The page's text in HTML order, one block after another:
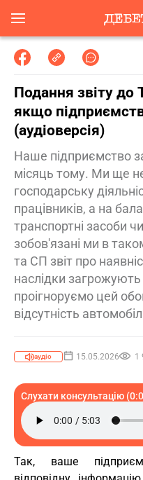
Подання звіту до
якщо
(аудіоверсія)
Наше підприємство
місяць тому. Ми ще
господарську
працівників, а на
транспортні засоби
зобов'язані ми в
та СП звіт про
наслідки
проігноруємо цей
відсутність
аудіо 15.05.2026 1
Слухати консультацію
Так, ваше